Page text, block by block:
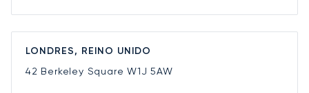
LONDRES, REINO UNIDO
42 Berkeley SquareW1J 5AW